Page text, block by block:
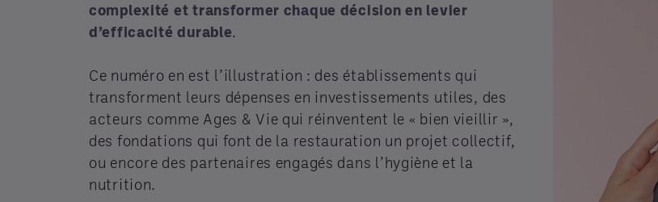
complexité et transformer chaque décision en levier
d’efficacité durable.
Ce numéro en est l’illustration : des établissements qui
transforment leurs dépenses en investissements utiles, des
acteurs comme Ages & Vie qui réinventent le « bien vieillir »,
des fondations qui font de la restauration un projet collectif,
ou encore des partenaires engagés dans l’hygiène et la
nutrition.